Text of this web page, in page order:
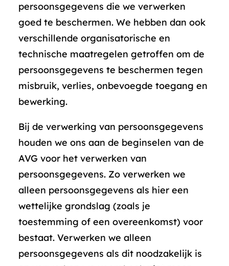
persoonsgegevens die we verwerken
goed te beschermen. We hebben dan ook
verschillende organisatorische en
technische maatregelen getroffen om de
persoonsgegevens te beschermen tegen
misbruik, verlies, onbevoegde toegang en
bewerking.
Bij de verwerking van persoonsgegevens
houden we ons aan de beginselen van de
AVG voor het verwerken van
persoonsgegevens. Zo verwerken we
alleen persoonsgegevens als hier een
wettelijke grondslag (zoals je
toestemming of een overeenkomst) voor
bestaat. Verwerken we alleen
persoonsgegevens als dit noodzakelijk is